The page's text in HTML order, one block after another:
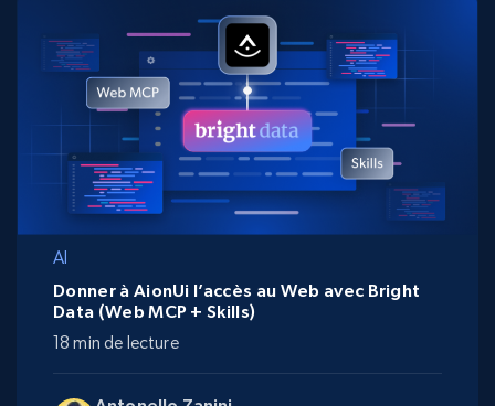
AI
Donner à AionUi l’accès au Web avec Bright
Data (Web MCP + Skills)
18 min de lecture